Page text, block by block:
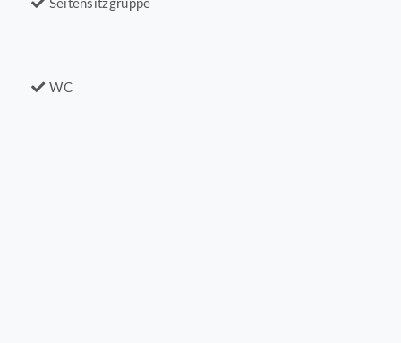
Seitensitzgruppe
WC